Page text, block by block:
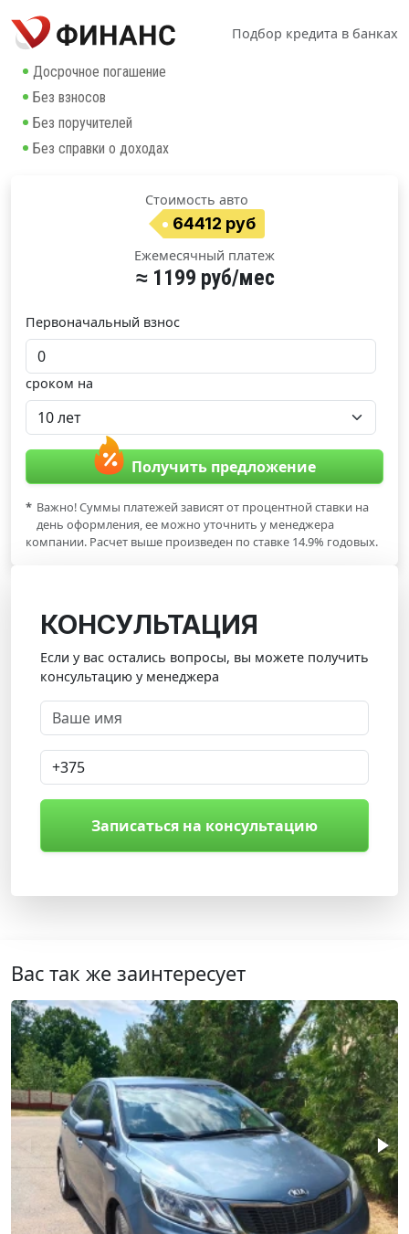
Подбор кредита в банках
Досрочное погашение
Без взносов
Без поручителей
Без справки о доходах
Стоимость авто
64412 руб
Ежемесячный платеж
≈ 1199 руб/мес
Первоначальный взнос
сроком на
Получить предложение
* Важно! Суммы платежей зависят от процентной ставки на
день оформления, ее можно уточнить у менеджера
компании. Расчет выше произведен по ставке 14.9% годовых.
КОНСУЛЬТАЦИЯ
Если у вас остались вопросы, вы можете получить
консультацию у менеджера
Записаться на консультацию
Вас так же заинтересует